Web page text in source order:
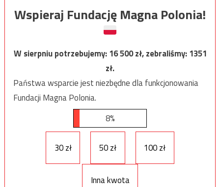
Wspieraj Fundację Magna Polonia!
W sierpniu potrzebujemy:16 500zł, zebraliśmy:1351
zł.
Państwa wsparcie jest niezbędne dla funkcjonowania
Fundacji Magna Polonia.
8%
30 zł 50 zł 100 zł
Inna kwota